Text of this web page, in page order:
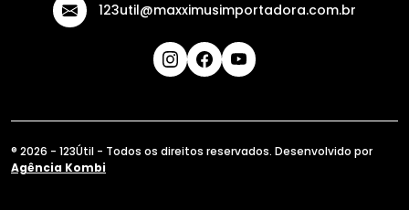
123util@maxximusimportadora.com.br
® 2026 - 123Útil - Todos os direitos reservados. Desenvolvido por
Agência Kombi